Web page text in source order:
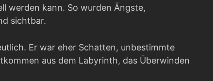
werden kann. So wurden Ängste,
sichtbar.
Er war eher Schatten, unbestimmte
aus dem Labyrinth, das Überwinden